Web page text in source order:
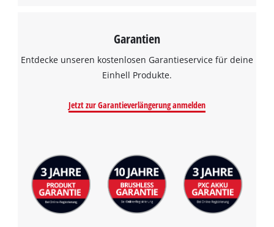
to trackers that are not disclosed to the
visitor. The website owner needs to setup
the site with their CMP to add this content
Powered byUsercentrics Consent
Garantien
Entdecke unseren kostenlosen Garantieservice für deine
Einhell Produkte.
Jetzt zur Garantieverlängerung anmelden